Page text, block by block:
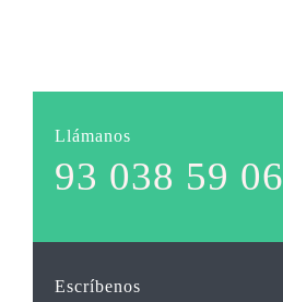
Llámanos
93 038 59 06
Escríbenos